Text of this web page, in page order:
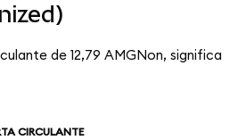
de 12,79 AMGNon, significa
CIRCULANTE